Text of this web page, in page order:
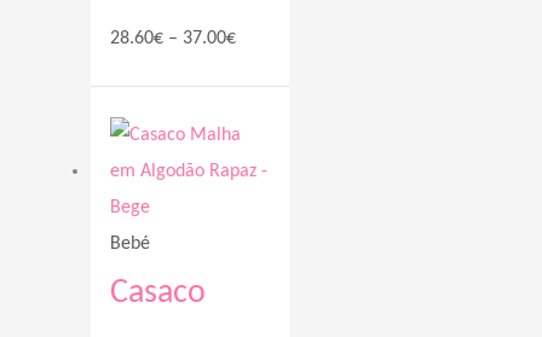
28.60€ – 37.00€
Bebé
Casaco
range:
28.60€